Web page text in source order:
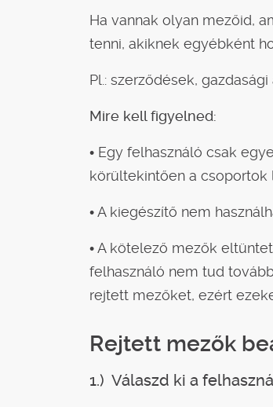
Ha vannak olyan mezőid,
tenni, akiknek egyébként
Pl.: szerződések,
Mire kell figyelned:
• Egy felhasználó csak
körültekintően a csoportok
• A kiegészítő nem
• A kötelező mezők
felhasználó nem tud
rejtett mezőket, ezért
Rejtett mezők
1.) Válaszd ki a